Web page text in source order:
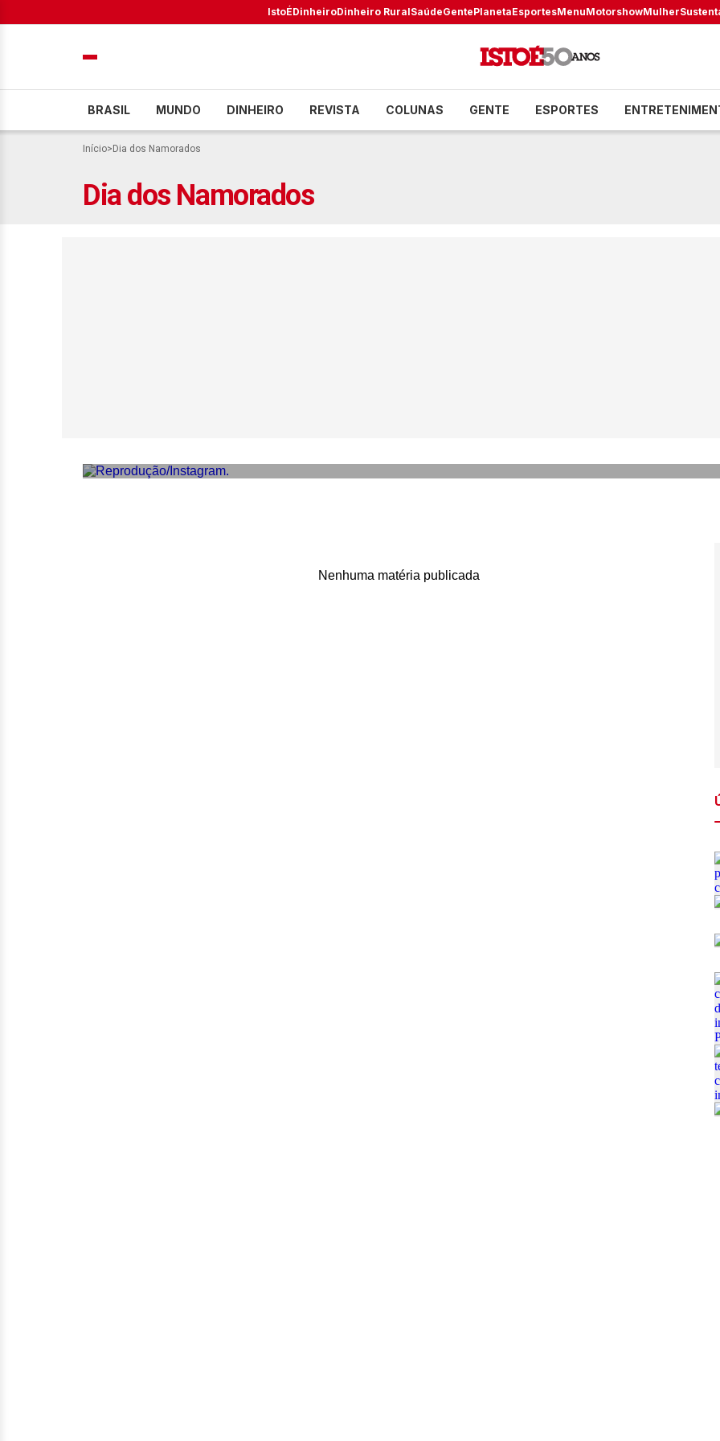
IstoÉDinheiroDinheiro RuralSaúdeGentePlanetaEsportesMenuMotorshowMulher
BRASIL MUNDO DINHEIRO REVISTA COLUNAS GENTE ESPORTES
Início> Dia dos Namorados
Dia dos Namorados
Nenhuma matéria publicada